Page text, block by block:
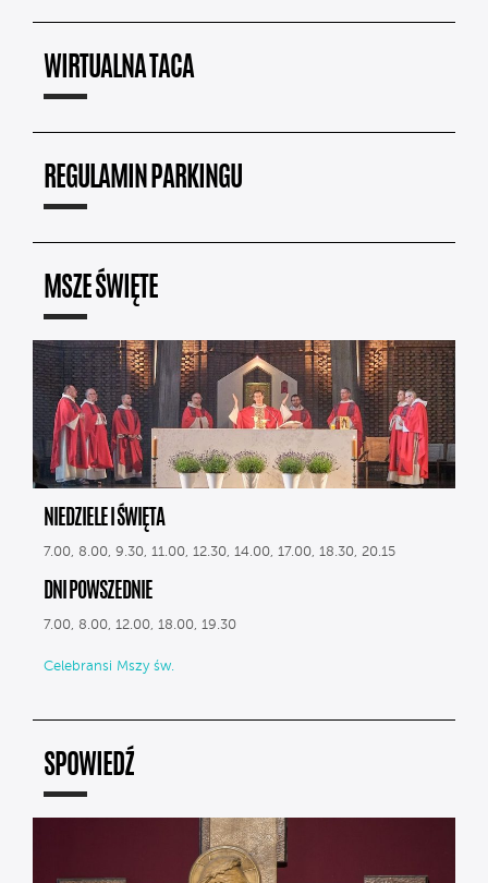
WIRTUALNA TACA
REGULAMIN PARKINGU
MSZE ŚWIĘTE
NIEDZIELE I ŚWIĘTA
7.00, 8.00, 9.30, 11.00, 12.30, 14.00, 17.00, 18.30, 20.15
DNI POWSZEDNIE
7.00, 8.00, 12.00, 18.00, 19.30
Celebransi Mszy św.
SPOWIEDŹ